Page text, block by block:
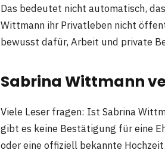
Das bedeutet nicht automatisch,
Wittmann ihr Privatleben nicht
bewusst dafür, Arbeit und private
Sabrina Wittmann
Viele Leser fragen: Ist Sabrina
gibt es keine Bestätigung für eine
oder eine offiziell bekannte Hochzeit.